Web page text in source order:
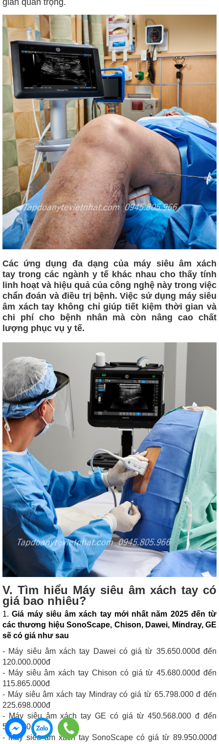
Các ứng dụng đa dạng của máy siêu âm xách
tay trong các ngành y tế khác nhau cho thấy tính
linh hoạt và hiệu quả của công nghệ này trong việc
chẩn đoán và điều trị bệnh. Việc sử dụng máy siêu
âm xách tay không chỉ giúp tiết kiệm thời gian và
chi phí cho bệnh nhân mà còn nâng cao chất
lượng phục vụ y tế.
V. Tìm hiểu Máy siêu âm xách tay có
giá bao nhiêu?
1.Giá máy siêu âm xách tay mới nhất năm 2025 đến từ
các thương hiệuSonoScape, Chison, Dawei, Mindray, GE
sẽ có giá như sau
- Máy siêu âm xách tay Dawei có giá từ 35.650.000đ đến
120.000.000đ
- Máy siêu âm xách tay Chison có giá từ 45.680.000đ đến
115.865.000đ
- Máy siêu âm xách tay Mindray có giá từ 65.798.000 đ đến
225.698.000đ
- Máy siêu âm xách tay GE có giá từ 450.568.000 đ đến
550.980.000đ
- Máy siêu âm xách tay SonoScape có giá từ 89.950.000đ